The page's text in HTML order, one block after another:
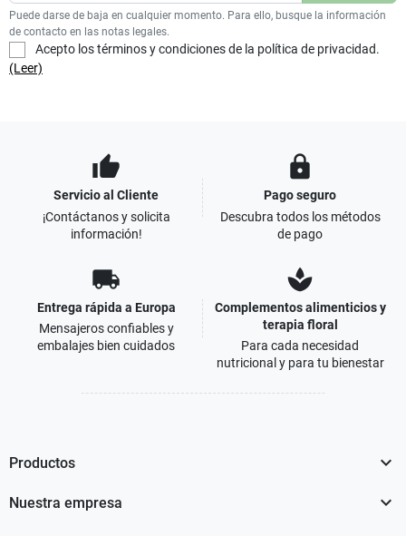
Puede darse de baja en cualquier momento. Para ello, busque la información
de contacto en las notas legales.
Acepto los términos y condiciones de la política de privacidad.
(Leer)
thumb_up
Servicio al Cliente
¡Contáctanos y solicita
información!
lock
Pago seguro
Descubra todos los métodos
de pago
local_shipping
Entrega rápida a Europa
Mensajeros confiables y
embalajes bien cuidados
spa
Complementos alimenticios y
terapia floral
Para cada necesidad
nutricional y para tu bienestar
Productos 
Nuestra empresa 